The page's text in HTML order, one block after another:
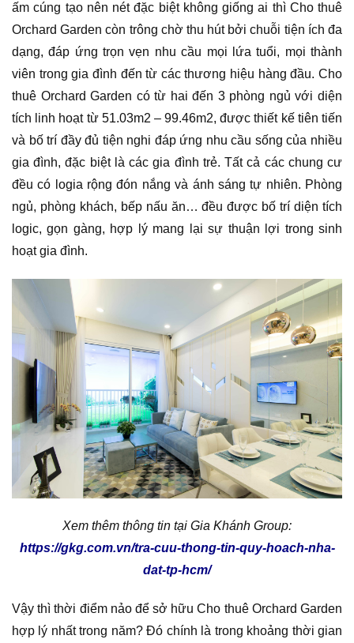
ấm cúng tạo nên nét đặc biệt không giống ai thì Cho thuê
Orchard Garden còn trông chờ thu hút bởi chuỗi tiện ích đa
dạng, đáp ứng trọn vẹn nhu cầu mọi lứa tuổi, mọi thành
viên trong gia đình đến từ các thương hiệu hàng đầu. Cho
thuê Orchard Garden có từ hai đến 3 phòng ngủ với diện
tích linh hoạt từ 51.03m2 – 99.46m2, được thiết kế tiên tiến
và bố trí đầy đủ tiện nghi đáp ứng nhu cầu sống của nhiều
gia đình, đặc biệt là các gia đình trẻ. Tất cả các chung cư
đều có logia rộng đón nắng và ánh sáng tự nhiên. Phòng
ngủ, phòng khách, bếp nấu ăn… đều được bố trí diện tích
logic, gọn gàng, hợp lý mang lại sự thuận lợi trong sinh
hoạt gia đình.
Xem thêm thông tin tại Gia Khánh Group:
https://gkg.com.vn/tra-cuu-thong-tin-quy-hoach-nha-
dat-tp-hcm/
Vậy thì thời điểm nảo để sở hữu Cho thuê Orchard Garden
hợp lý nhất trong năm? Đó chính là trong khoảng thời gian